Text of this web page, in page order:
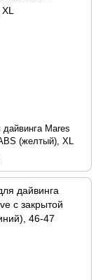
Mares
(желтый), XL